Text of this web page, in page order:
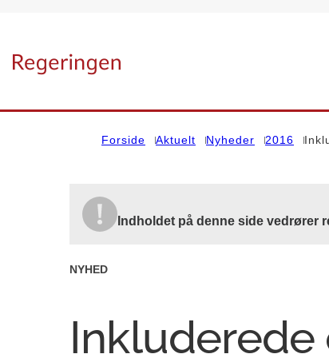
Forside Aktuelt Nyheder 2016
Indholdet på denne side vedrører
NYHED
Inkluderede